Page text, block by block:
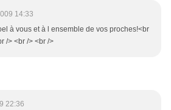
14:33
à vous et à l ensemble de vos proches!<br
/> <br /> <br />
22:36